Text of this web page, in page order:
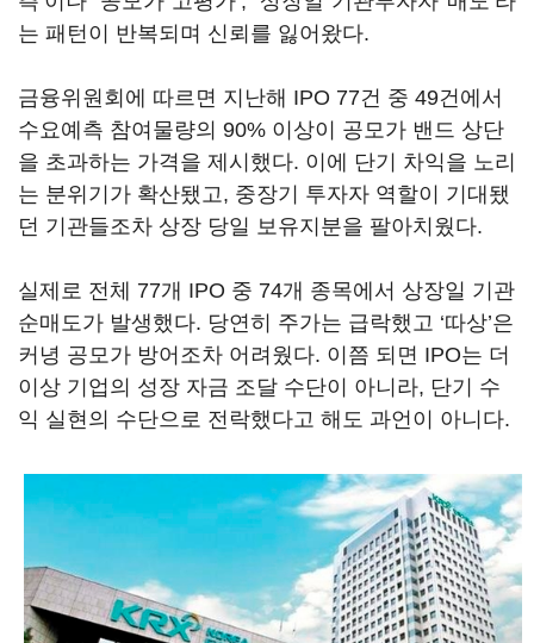
는 패턴이 반복되며 신뢰를 잃어왔다.
금융위원회에 따르면 지난해 IPO 77건 중 49건에서
수요예측 참여물량의 90% 이상이 공모가 밴드 상단
을 초과하는 가격을 제시했다. 이에 단기 차익을 노리
는 분위기가 확산됐고, 중장기 투자자 역할이 기대됐
던 기관들조차 상장 당일 보유지분을 팔아치웠다.
실제로 전체 77개 IPO 중 74개 종목에서 상장일 기관
순매도가 발생했다. 당연히 주가는 급락했고 ‘따상’은
커녕 공모가 방어조차 어려웠다. 이쯤 되면 IPO는 더
이상 기업의 성장 자금 조달 수단이 아니라, 단기 수
익 실현의 수단으로 전락했다고 해도 과언이 아니다.